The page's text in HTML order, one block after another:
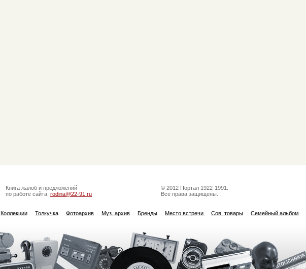
Книга жалоб и предложений
по работе сайта: rodina@22-91.ru
© 2012 Портал 1922-1991.
Все права защищены.
Коллекции Толкучка Фотоархив Муз. архив Бренды Место встречи Сов. товары Семейный альбом